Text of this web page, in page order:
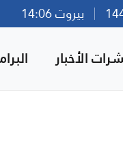
بيروت 14:06
الأخبار